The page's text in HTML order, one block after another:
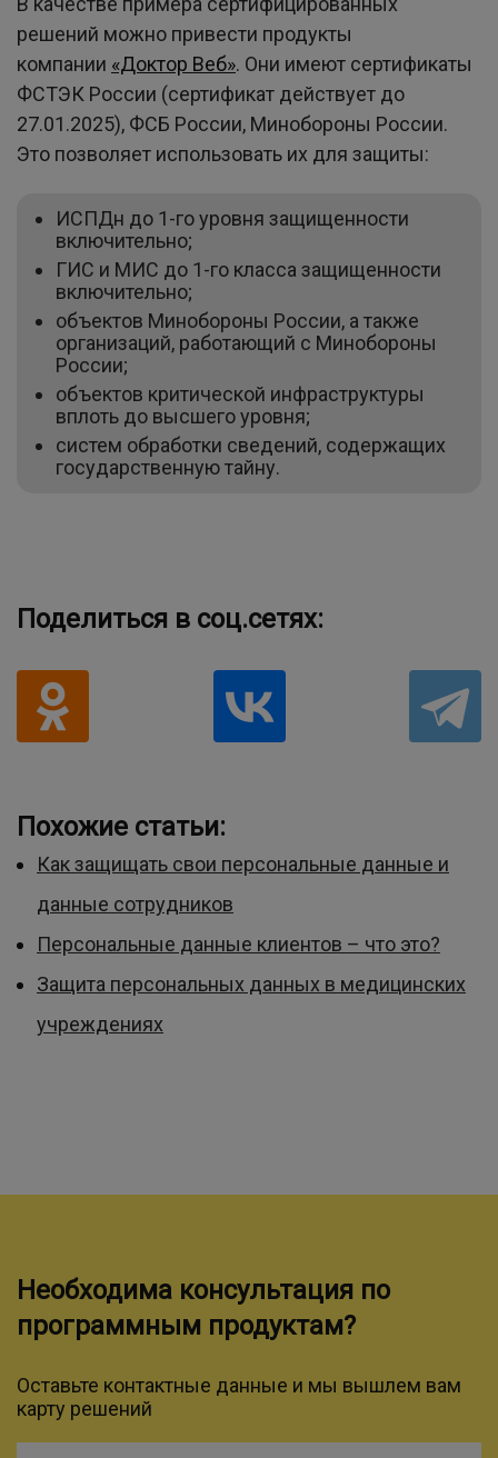
решений можно привести продукты
компании «Доктор Веб». Они имеют сертификаты
ФСТЭК России (сертификат действует до
27.01.2025), ФСБ России, Минобороны России.
Это позволяет использовать их для защиты:
ИСПДн до 1-го уровня защищенности
включительно;
ГИС и МИС до 1-го класса защищенности
включительно;
объектов Минобороны России, а также
организаций, работающий с Минобороны
России;
объектов критической инфраструктуры
вплоть до высшего уровня;
систем обработки сведений, содержащих
государственную тайну.
Поделиться в соц.сетях:
Похожие статьи:
Как защищать свои персональные данные и
данные сотрудников
Персональные данные клиентов – что это?
Защита персональных данных в медицинских
учреждениях
Необходима консультация по
программным продуктам?
Оставьте контактные данные и мы вышлем вам
карту решений